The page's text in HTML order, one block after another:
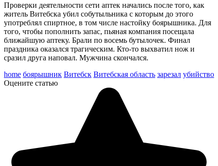
Проверки деятельности сети аптек начались после того, как
житель Витебска убил собутыльника с которым до этого
употреблял спиртное, в том числе настойку боярышника. Для
того, чтобы пополнить запас, пьяная компания посещала
ближайшую аптеку. Брали по восемь бутылочек. Финал
праздника оказался трагическим. Кто-то выхватил нож и
сразил друга наповал. Мужчина скончался.
home боярышник Витебск Витебская область зарезал убийство
Оцените статью